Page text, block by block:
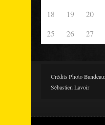
18
19 20
25
26 27
Crédits Photo
Sébastien Lavoir